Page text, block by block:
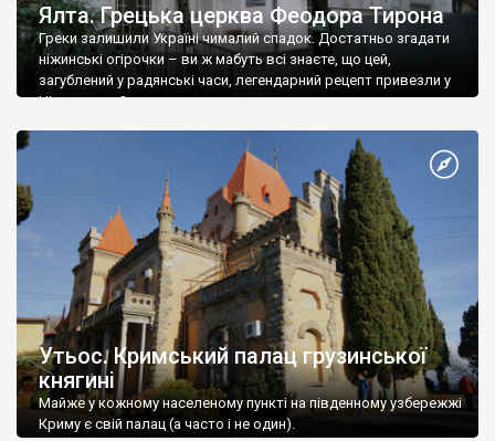
Ялта. Грецька церква Феодора Тирона
Греки залишили Україні чималий спадок. Достатньо згадати
ніжинські огірочки – ви ж мабуть всі знаєте, що цей,
загублений у радянські часи, легендарний рецепт привезли у
Ніжин греки?
Утьос. Кримський палац грузинської
княгині
Майже у кожному населеному пункті на південному узбережжі
Криму є свій палац (а часто і не один).